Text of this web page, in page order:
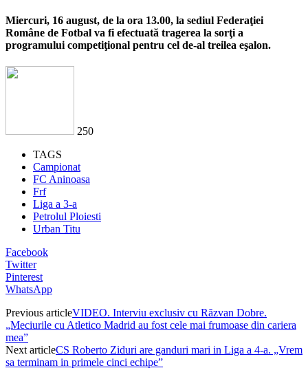
Miercuri, 16 august, de la ora 13.00, la sediul Federaţiei
Române de Fotbal va fi efectuată tragerea la sorţi a
programului competiţional pentru cel de-al treilea eşalon.
250
TAGS
Campionat
FC Aninoasa
Frf
Liga a 3-a
Petrolul Ploiesti
Urban Titu
Facebook
Twitter
Pinterest
WhatsApp
Previous articleVIDEO. Interviu exclusiv cu Răzvan Dobre.
„Meciurile cu Atletico Madrid au fost cele mai frumoase din cariera
mea”
Next articleCS Roberto Ziduri are ganduri mari in Liga a 4-a. „Vrem
sa terminam in primele cinci echipe”